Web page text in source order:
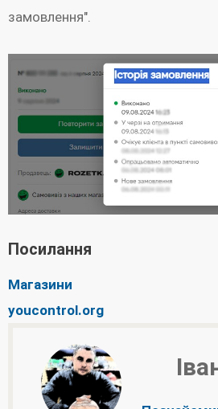
замовлення".
Посилання
Магазини
youcontrol.org